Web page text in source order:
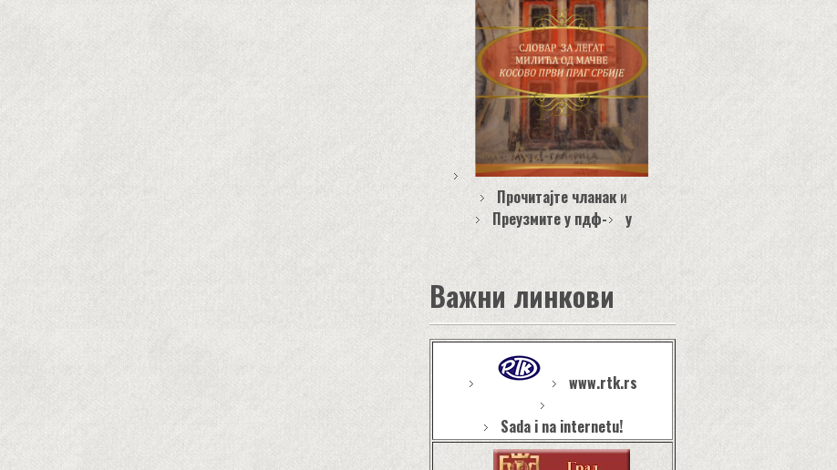
Прочитајте чланаки
Преузмите у пдф-
у
Важни линкови
www.rtk.rs
Sada i na internetu!